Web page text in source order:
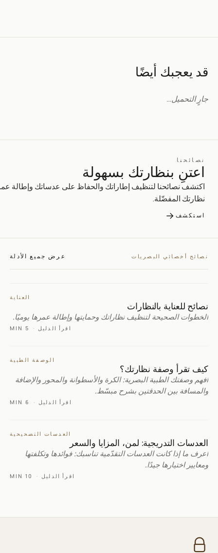
قد يعجبك أيضًا
جارٍ التحميل…
نصائحنا
اعتنِ بنظارتك بسهولة
اكتشف نصائحنا لتنظيف إطاراتك والحفاظ على عدساتك وإطالة
نظارتك المفضّلة.
استكشف →
نصائح أخصائي البصريات عرض جميع الأدلة
العناية
نصائح للعناية بالنظارات
الخطوات الصحيحة لتنظيف نظاراتك وحمايتها وإطالة عمرها يوميًا.
اقرأ الدليل ·
5 MIN
الوصفة الطبية
كيف تقرأ وصفة نظارتك؟
افهم وصفتك الطبية البصرية: الكرة والأسطوانة والمحور والإضافة
والمسافة بين الحدقتين بشرح مبسّط.
اقرأ الدليل ·
6 MIN
العدسات التصحيحية
العدسات التدريجية: لمن، المزايا والسعر
اعرف ما إذا كانت العدسات التقدّمية تناسبك: فوائدها وتكلفتها
ومعايير اختيارها جيدًا.
اقرأ الدليل ·
10 MIN